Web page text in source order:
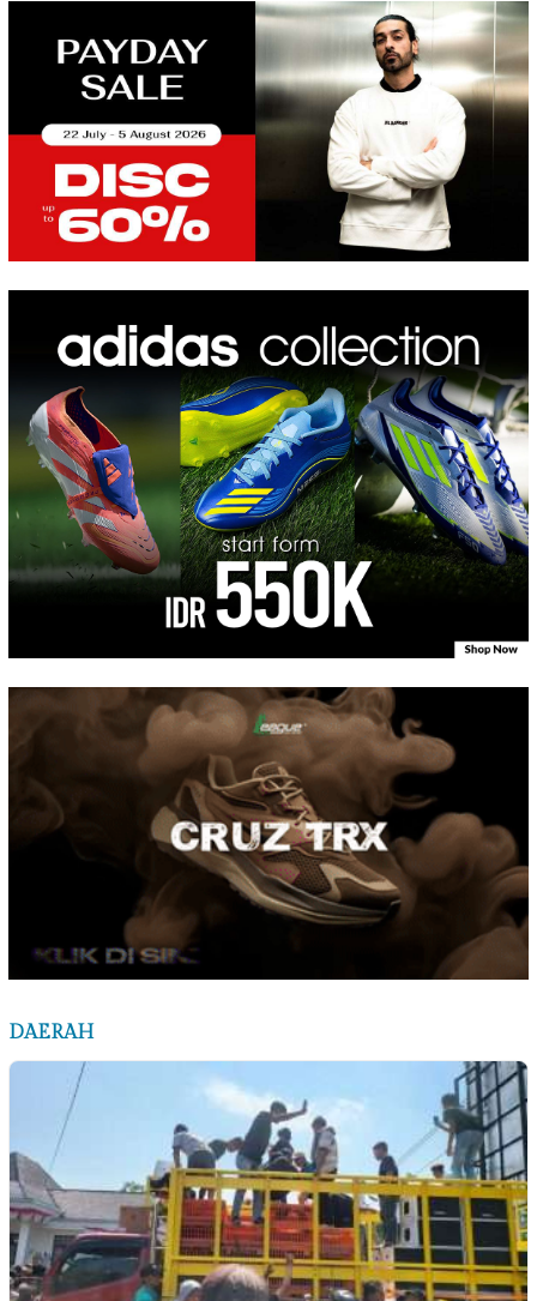
DAERAH